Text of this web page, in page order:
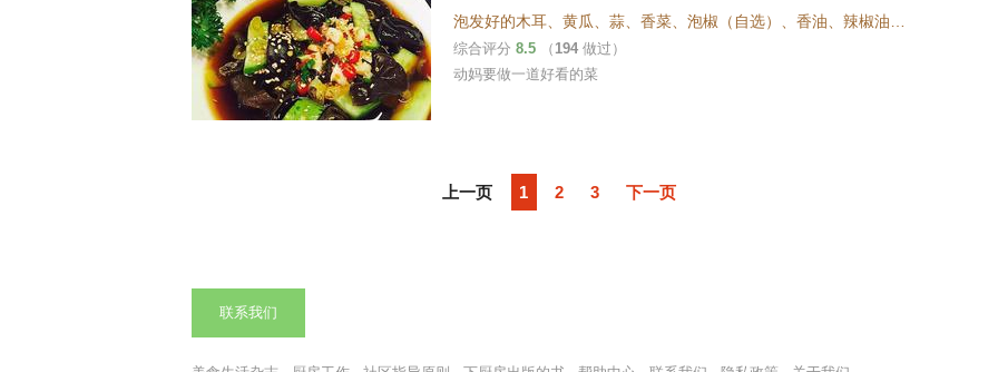
综合评分 8.5 （ 194 做过）
动妈要做一道好看的菜
上一页 1 2 3 下一页
联系我们